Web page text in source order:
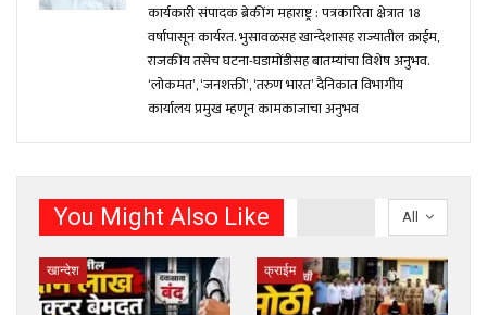
कार्यकारी संपादक ब्रेकींग महाराष्ट्र : पत्रकारिता क्षेत्रात 18
वर्षांपासून कार्यरत. भुसावळसह खान्देशासह राज्यातील क्राईम,
राजकीय तसेच घटना-घडामोंडीसह बातम्यांचा विशेष अनुभव.
‘लोकमत’, ‘जनशक्ती’, ‘तरुण भारत’ दैनिकात विभागीय
कार्यालय प्रमुख म्हणून कामकाजाचा अनुभव
All
You Might Also Like
खान्देश क्राईम